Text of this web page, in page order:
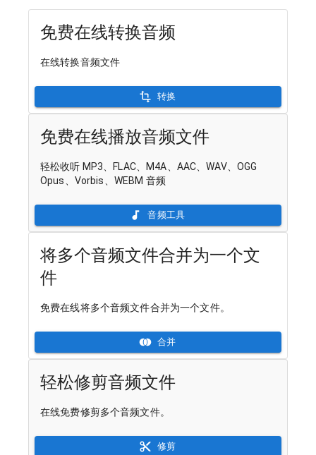
免费在线转换音频
在线转换音频文件
转换
免费在线播放音频文件
轻松收听 MP3、FLAC、M4A、AAC、WAV、OGG
Opus、Vorbis、WEBM 音频
音频工具
将多个音频文件合并为一个文
件
免费在线将多个音频文件合并为一个文件。
合并
轻松修剪音频文件
在线免费修剪多个音频文件。
修剪